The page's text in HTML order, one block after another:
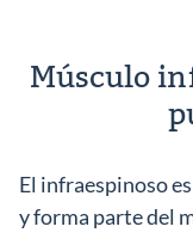
Músculo
El infraespinoso
y forma parte del